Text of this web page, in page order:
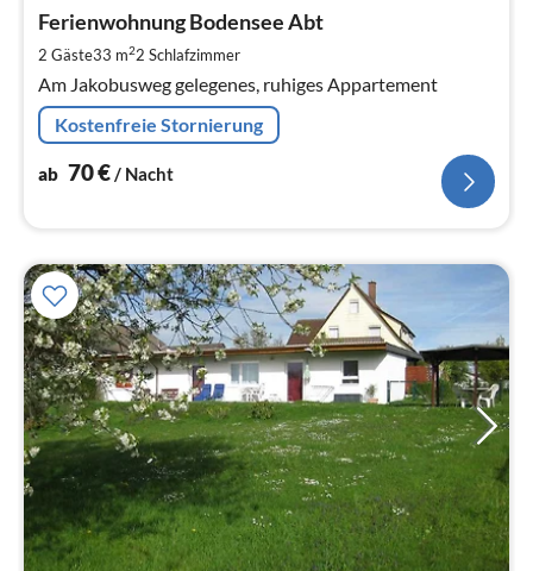
Ferienwohnung Bodensee Abt
2 Gäste33 m22 Schlafzimmer
Am Jakobusweg gelegenes, ruhiges Appartement
Kostenfreie Stornierung
ab 70€/ Nacht